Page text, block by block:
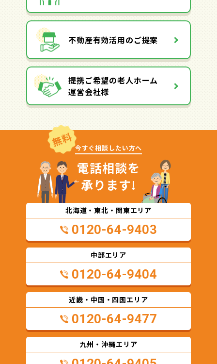
不動産有効活用のご提案
提携ご希望の老人ホーム
運営会社様
無料 今すぐ相談したい方へ
電話相談を
承ります!
北海道・東北・関東エリア
0120-64-9403
中部エリア
0120-64-9404
近畿・中国・四国エリア
0120-64-9477
九州・沖縄エリア